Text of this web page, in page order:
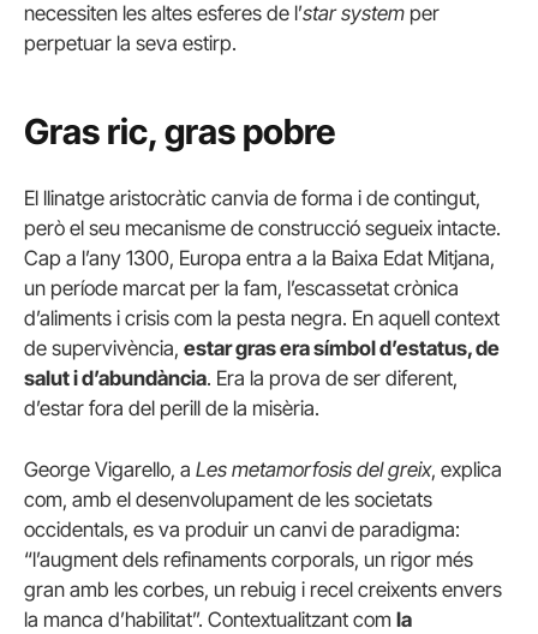
necessiten les altes esferes de l’star system per
perpetuar la seva estirp.
Gras ric, gras pobre
El llinatge aristocràtic canvia de forma i de contingut,
però el seu mecanisme de construcció segueix intacte.
Cap a l’any 1300, Europa entra a la Baixa Edat Mitjana,
un període marcat per la fam, l’escassetat crònica
d’aliments i crisis com la pesta negra. En aquell context
de supervivència, estar gras era símbol d’estatus, de
salut i d’abundància. Era la prova de ser diferent,
d’estar fora del perill de la misèria.
George Vigarello, a Les metamorfosis del greix, explica
com, amb el desenvolupament de les societats
occidentals, es va produir un canvi de paradigma:
“l’augment dels refinaments corporals, un rigor més
gran amb les corbes, un rebuig i recel creixents envers
la manca d’habilitat”. Contextualitzant com la